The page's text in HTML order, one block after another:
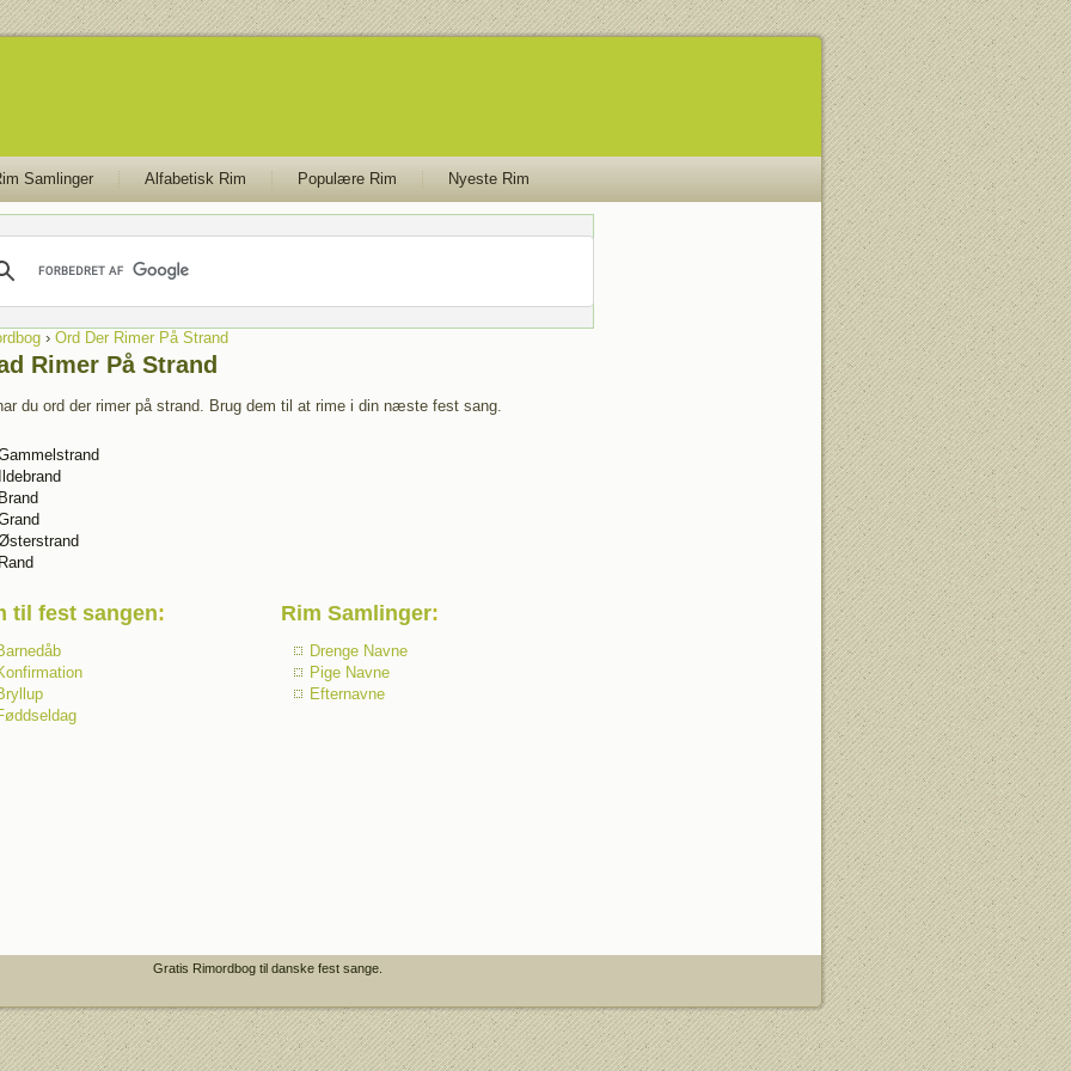
Samlinger Alfabetisk Rim Populære Rim Nyeste Rim
› Ord Der Rimer På Strand
Rimer På Strand
du ord der rimer på strand. Brug dem til at rime i din næste fest sang.
til fest sangen: Rim Samlinger:
Drenge Navne
Pige Navne
Efternavne
Gratis Rimordbog til danske fest sange.